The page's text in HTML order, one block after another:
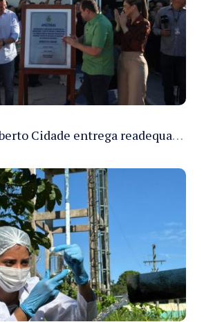
Governador Roberto Cidade entrega readequação do ambulatório da FCecon e amplia capacidade de atendimento oncológico em Manaus